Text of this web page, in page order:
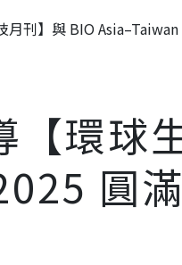
刊】與 BIO
環球
圓